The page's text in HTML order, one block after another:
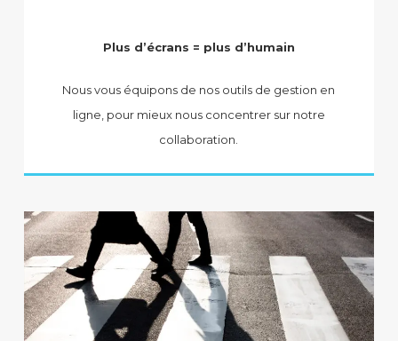
Plus d’écrans = plus d’humain
Nous vous équipons de nos outils de gestion en
ligne, pour mieux nous concentrer sur notre
collaboration.